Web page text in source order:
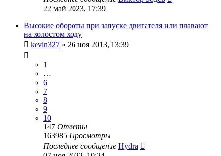
22 май 2023, 17:39
Высокие обороты при запуске двигателя или плавают
на холостом ходу
kevin327 » 26 ноя 2013, 13:39
1
…
6
7
8
9
10
147 Ответы
163985 Просмотры
Последнее сообщение Hydra